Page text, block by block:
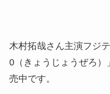
木村拓哉さん主演フジ
0（きょうじょうぜろ
売中です。